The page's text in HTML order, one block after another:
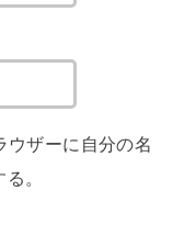
ウザーに自分の名
。